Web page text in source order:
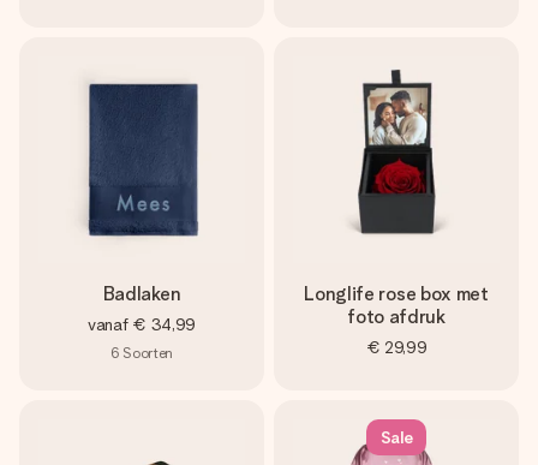
Badlaken
vanaf € 34,99
6 Soorten
Longlife rose box met
foto afdruk
€ 29,99
Sale